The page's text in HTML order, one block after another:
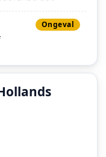
Ongeval